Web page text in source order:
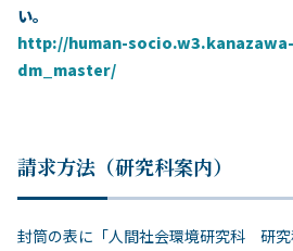
い。
http://human-
dm_master/
請求方法（研究科案内）
封筒の表に「人間社会環境研究科 研